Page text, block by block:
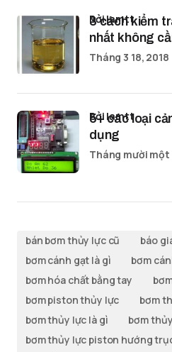
3 cách kiểm
nhất không
bởi lamtt
Tháng 3 18, 2018
5+ các loại
dụng
bởi lamtt
Tháng mười một
bán bơm thủy lực cũ
báo
bơm cánh gạt là gì
bơm
bơm hóa chất bằng tay
bơm piston thủy lực
bơm
bơm thủy lực là gì
bơm
bơm thủy lực piston hướng